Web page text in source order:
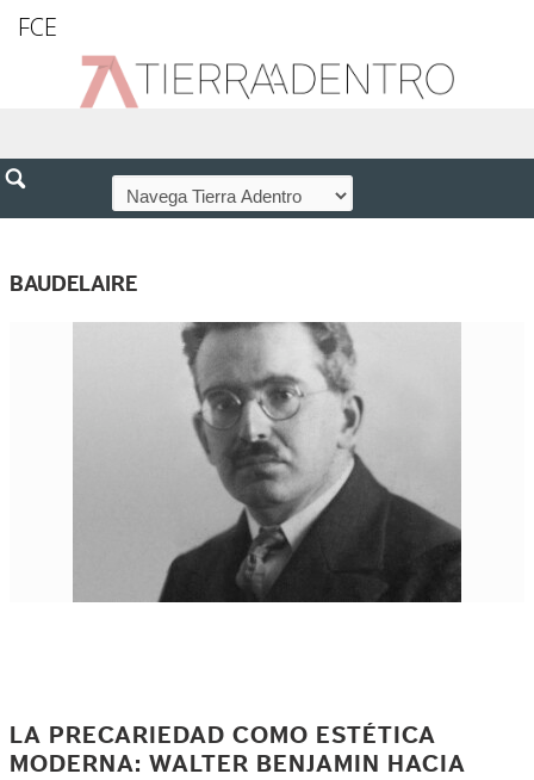
FCE
BAUDELAIRE
LA PRECARIEDAD COMO ESTÉTICA
MODERNA: WALTER BENJAMIN HACIA